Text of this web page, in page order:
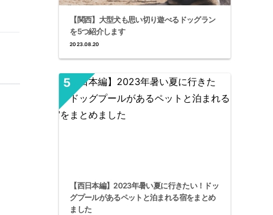
【関西】大型犬も思い切り遊べるドッグラン
を5つ紹介します
2023.08.20
【西日本編】2023年暑い夏に行きたい！ドッ
グプールがあるペットと泊まれる宿をまとめ
ました